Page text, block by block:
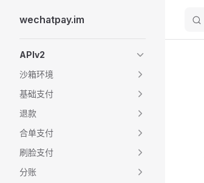
Skip to content
wechatpay.im
APIv2
沙箱环境
基础支付
退款
合单支付
刷脸支付
分账